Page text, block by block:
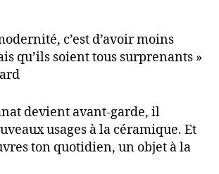
c’est d’avoir moins
qu’ils soient tous surprenants »
devient avant-garde, il
usages à la céramique. Et
ton quotidien, un objet à la